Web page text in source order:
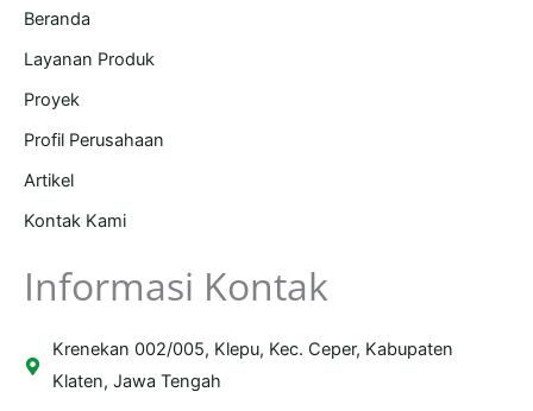
Beranda
Layanan Produk
Proyek
Profil Perusahaan
Artikel
Kontak Kami
Informasi Kontak
Krenekan 002/005, Klepu, Kec. Ceper, Kabupaten
Klaten, Jawa Tengah